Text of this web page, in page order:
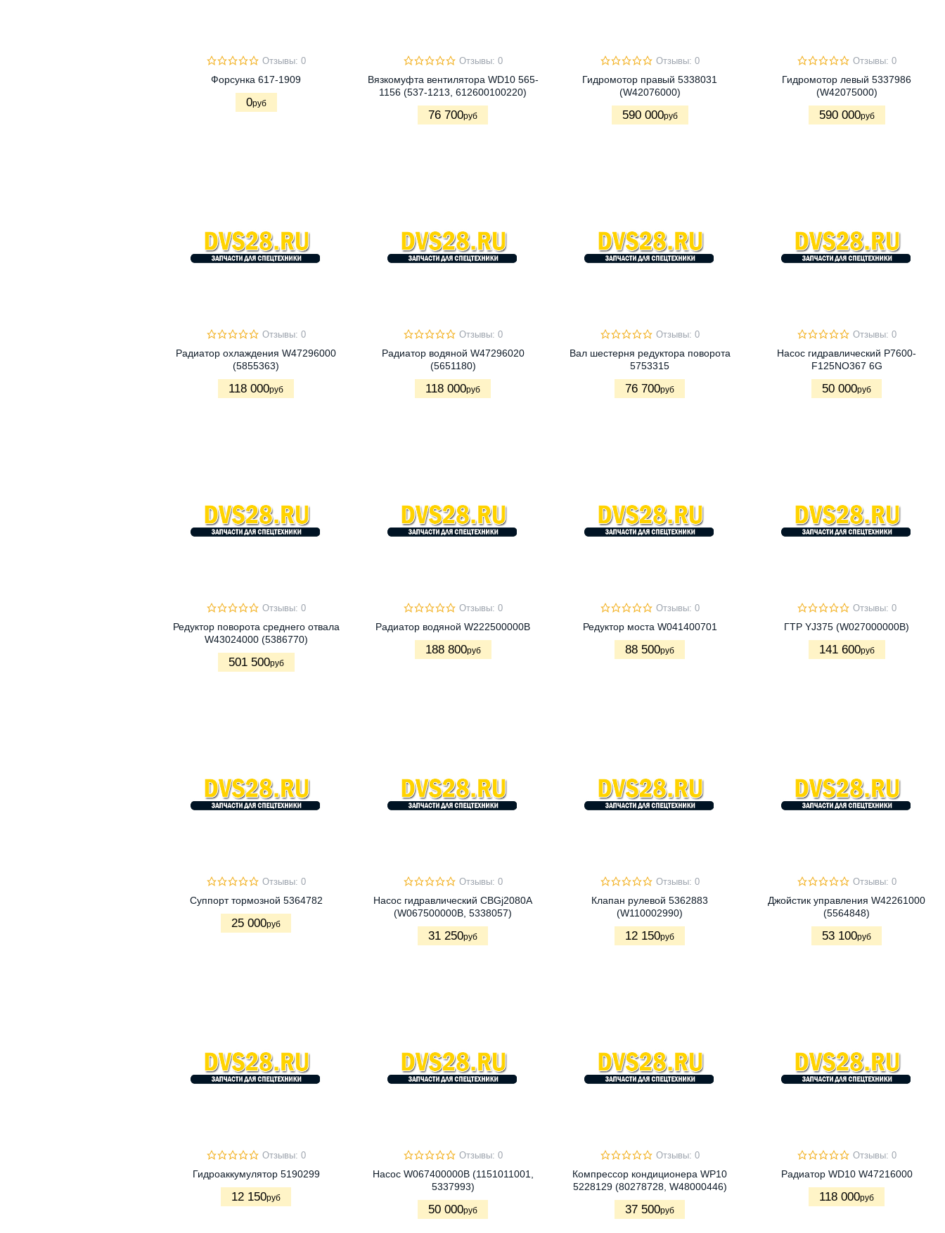
Отзывы: 0
Форсунка 617-1909
0руб
Отзывы: 0
Вязкомуфта вентилятора WD10 565-
1156 (537-1213, 612600100220)
76 700руб
Отзывы: 0
Гидромотор правый 5338031
(W42076000)
590 000руб
Отзывы: 0
Гидромотор левый 5337986
(W42075000)
590 000руб
Отзывы: 0
Радиатор охлаждения W47296000
(5855363)
118 000руб
Отзывы: 0
Радиатор водяной W47296020
(5651180)
118 000руб
Отзывы: 0
Вал шестерня редуктора поворота
5753315
76 700руб
Отзывы: 0
Насос гидравлический P7600-
F125NO367 6G
50 000руб
Отзывы: 0
Редуктор поворота среднего отвала
W43024000 (5386770)
501 500руб
Отзывы: 0
Радиатор водяной W222500000B
188 800руб
Отзывы: 0
Редуктор моста W041400701
88 500руб
Отзывы: 0
ГТР YJ375 (W027000000B)
141 600руб
Отзывы: 0
Суппорт тормозной 5364782
25 000руб
Отзывы: 0
Насос гидравлический CBGj2080A
(W067500000B, 5338057)
31 250руб
Отзывы: 0
Клапан рулевой 5362883
(W110002990)
12 150руб
Отзывы: 0
Джойстик управления W42261000
(5564848)
53 100руб
Отзывы: 0
Гидроаккумулятор 5190299
12 150руб
Отзывы: 0
Насос W067400000B (1151011001,
5337993)
50 000руб
Отзывы: 0
Компрессор кондиционера WP10
5228129 (80278728, W48000446)
37 500руб
Отзывы: 0
Радиатор WD10 W47216000
118 000руб